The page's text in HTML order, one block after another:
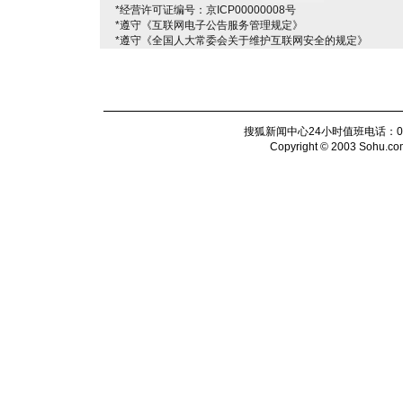
*经营许可证编号：京ICP00000008号
*遵守《互联网电子公告服务管理规定》
*遵守《全国人大常委会关于维护互联网安全的规定》
搜狐新闻中心24小时值班电话
Copyright © 2003